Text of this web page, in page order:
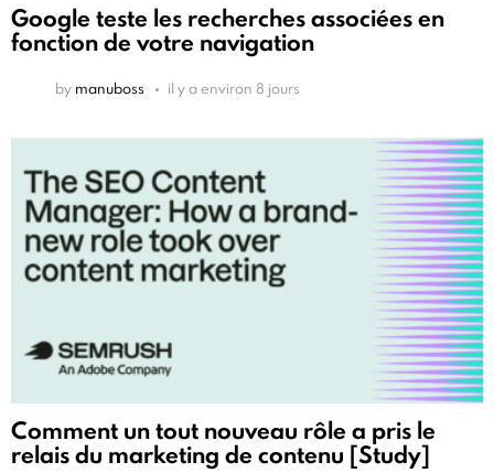
Google teste les recherches associées en
fonction de votre navigation
by manuboss il y a environ 8 jours
Comment un tout nouveau rôle a pris le
relais du marketing de contenu [Study]